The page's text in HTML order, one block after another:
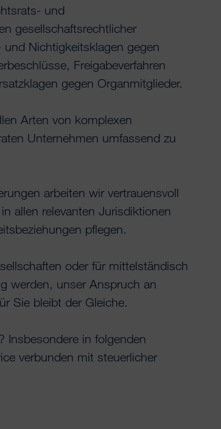
und
gesellschaftsrechtlicher
Nichtigkeitsklagen gegen
Freigabeverfahren
gegen Organmitglieder.
Arten von komplexen
Unternehmen umfassend zu
arbeiten wir vertrauensvoll
allen relevanten Jurisdiktionen
pflegen.
oder für mittelständisch
werden, unser Anspruch an
Sie bleibt der Gleiche.
Insbesondere in folgenden
verbunden mit steuerlicher